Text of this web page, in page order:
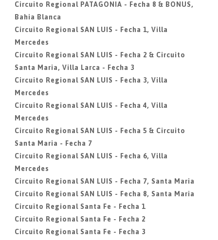
Circuito Regional PATAGONIA - Fecha 8 & BONUS,
Bahia Blanca
Circuito Regional SAN LUIS - Fecha 1, Villa
Mercedes
Circuito Regional SAN LUIS - Fecha 2 & Circuito
Santa Maria, Villa Larca - Fecha 3
Circuito Regional SAN LUIS - Fecha 3, Villa
Mercedes
Circuito Regional SAN LUIS - Fecha 4, Villa
Mercedes
Circuito Regional SAN LUIS - Fecha 5 & Circuito
Santa Maria - Fecha 7
Circuito Regional SAN LUIS - Fecha 6, Villa
Mercedes
Circuito Regional SAN LUIS - Fecha 7, Santa Maria
Circuito Regional SAN LUIS - Fecha 8, Santa Maria
Circuito Regional Santa Fe - Fecha 1
Circuito Regional Santa Fe - Fecha 2
Circuito Regional Santa Fe - Fecha 3